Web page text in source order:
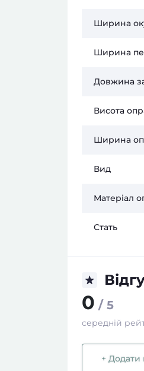
Ширина
Ширина
Довжина
Висота
Ширина
Вид
Матеріал
Стать
0 / 5
середній
+ Додати